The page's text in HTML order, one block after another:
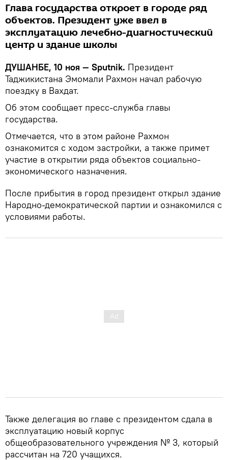
Глава государства откроет в городе ряд
объектов. Президент уже ввел в
эксплуатацию лечебно-диагностический
центр и здание школы
ДУШАНБЕ, 10 ноя — Sputnik. Президент
Таджикистана Эмомали Рахмон начал рабочую
поездку в Вахдат.
Об этом сообщает пресс-служба главы
государства.
Отмечается, что в этом районе Рахмон
ознакомится с ходом застройки, а также примет
участие в открытии ряда объектов социально-
экономического назначения.
После прибытия в город президент открыл здание
Народно-демократической партии и ознакомился с
условиями работы.
Также делегация во главе с президентом сдала в
эксплуатацию новый корпус
общеобразовательного учреждения № 3, который
рассчитан на 720 учащихся.